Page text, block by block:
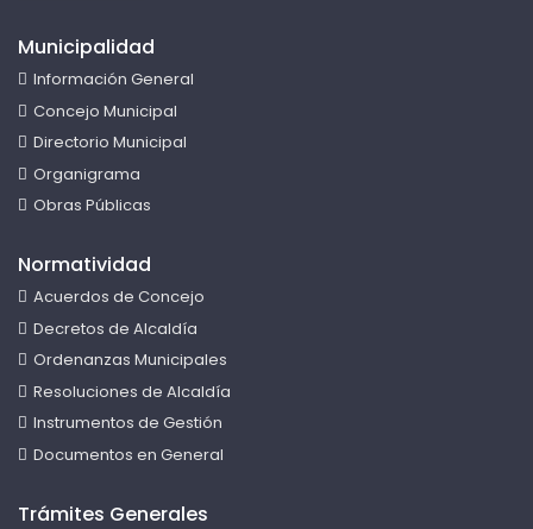
Municipalidad
Información General
Concejo Municipal
Directorio Municipal
Organigrama
Obras Públicas
Normatividad
Acuerdos de Concejo
Decretos de Alcaldía
Ordenanzas Municipales
Resoluciones de Alcaldía
Instrumentos de Gestión
Documentos en General
Trámites Generales